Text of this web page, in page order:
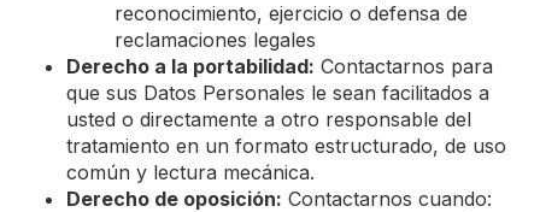
reconocimiento, ejercicio o defensa de
reclamaciones legales
Derecho a la portabilidad: Contactarnos para
que sus Datos Personales le sean facilitados a
usted o directamente a otro responsable del
tratamiento en un formato estructurado, de uso
común y lectura mecánica.
Derecho de oposición: Contactarnos cuando: